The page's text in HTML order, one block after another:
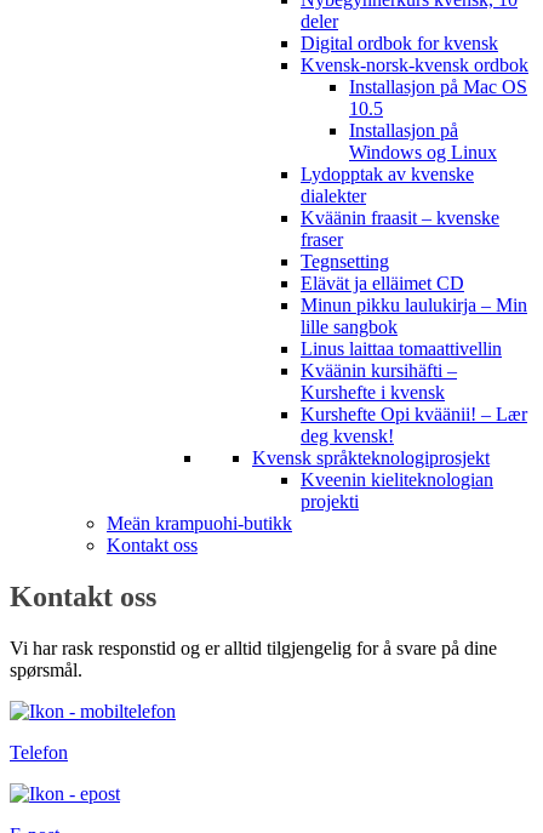
deler
Digital ordbok for kvensk
Kvensk-norsk-kvensk ordbok
Installasjon på Mac OS
10.5
Installasjon på
Windows og Linux
Lydopptak av kvenske
dialekter
Kväänin fraasit – kvenske
fraser
Tegnsetting
Elävät ja elläimet CD
Minun pikku laulukirja – Min
lille sangbok
Linus laittaa tomaattivellin
Kväänin kursihäfti –
Kurshefte i kvensk
Kurshefte Opi kväänii! – Lær
deg kvensk!
Kvensk språkteknologiprosjekt
Kveenin kieliteknologian
projekti
Meän krampuohi-butikk
Kontakt oss
Kontakt oss
Vi har rask responstid og er alltid tilgjengelig for å svare på dine
spørsmål.
Telefon